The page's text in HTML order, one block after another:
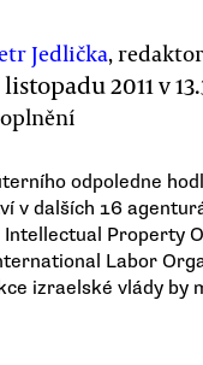
Jedlička,
listopadu 2011 v
odpoledne
v dalších 16
Intellectual Property
Labor
izraelské vlády by